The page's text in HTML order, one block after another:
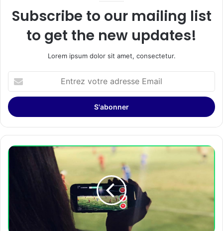
Subscribe to our mailing list
to get the new updates!
Lorem ipsum dolor sit amet, consectetur.
votre
adresse
Email
L’appli